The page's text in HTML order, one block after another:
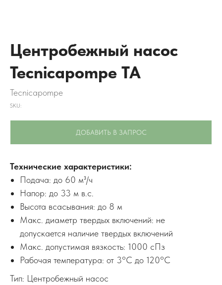
Центробежный насос
Tecnicapompe TA
Tecnicapompe
SKU:
ДОБАВИТЬ В ЗАПРОС
Технические характеристики:
Подача: до 60 м³/ч
Напор: до 33 м в.с.
Высота всасывания: до 8 м
Макс. диаметр твердых включений: не
допускается наличие твердых включений
Макс. допустимая вязкость: 1000 сПз
Рабочая температура: от 3°C до 120°C
Тип: Центробежный насос